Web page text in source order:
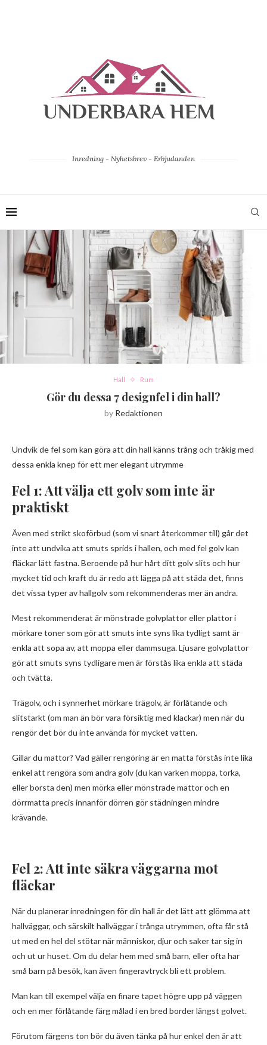
Inredning - Nyhetsbrev - Erbjudanden
Hall Rum
Gör du dessa 7 designfel i din hall?
by Redaktionen
Undvik de fel som kan göra att din hall känns trång och tråkig med
dessa enkla knep för ett mer elegant utrymme
Fel 1: Att välja ett golv som inte är
praktiskt
Även med strikt skoförbud (som vi snart återkommer till) går det
inte att undvika att smuts sprids i hallen, och med fel golv kan
fläckar lätt fastna. Beroende på hur hårt ditt golv slits och hur
mycket tid och kraft du är redo att lägga på att städa det, finns
det vissa typer av hallgolv som rekommenderas mer än andra.
Mest rekommenderat är mönstrade golvplattor eller plattor i
mörkare toner som gör att smuts inte syns lika tydligt samt är
enkla att sopa av, att moppa eller dammsuga. Ljusare golvplattor
gör att smuts syns tydligare men är förstås lika enkla att städa
och tvätta.
Trägolv, och i synnerhet mörkare trägolv, är förlåtande och
slitstarkt (om man än bör vara försiktig med klackar) men när du
rengör det bör du inte använda för mycket vatten.
Gillar du mattor? Vad gäller rengöring är en matta förstås inte lika
enkel att rengöra som andra golv (du kan varken moppa, torka,
eller borsta den) men mörka eller mönstrade mattor och en
dörrmatta precis innanför dörren gör städningen mindre
krävande.
Fel 2: Att inte säkra väggarna mot
fläckar
När du planerar inredningen för din hall är det lätt att glömma att
hallväggar, och särskilt hallväggar i trånga utrymmen, ofta får stå
ut med en hel del stötar när människor, djur och saker tar sig in
och ut ur huset. Om du delar hem med små barn, eller ofta har
små barn på besök, kan även fingeravtryck bli ett problem.
Man kan till exempel välja en finare tapet högre upp på väggen
och en mer förlåtande färg målad i en bred border längst golvet.
Förutom färgens ton bör du även tänka på hur enkel den är att